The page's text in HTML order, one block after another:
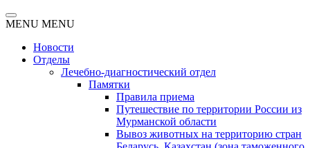
MENU MENU
Новости
Отделы
Лечебно-диагностический отдел
Памятки
Правила приема
Путешествие по территории России из
Мурманской области
Вывоз животных на территорию стран